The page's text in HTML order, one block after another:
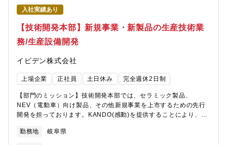
を立案するプランナーを目指していくことが可能です。 ①国内工
場：生産指示や生産課題解決、生産能力の構築・監視、生産監視
（複数ある設備の制約の解除や生産能力通りの実績が出ているか
の確認など）②海外工場：海外とはリモートでの業務となり、現
地のコンダクターに対する生産指示や生産状況の確認、生産能力
【配属部門】事業推進部（109名） 生産管理G（68名）【業務の
魅力】・世界規模で需要の高い半導体の最前線で、コンダクター
としてサプライチェーンを回すダイナミズムを経験できます・完
クトリーを構築し、最適化する希少なキャリアを築けます・自社
で開発したシステムを活用しビッグデータやデジタルツインを駆
使したデータドリブンな環境で、市場価値の高い「IT×生産管理」
のスキルが身に付きます【企業の特徴／魅力】同社は、安定した
入社実績あり
【技術開発本部】新規事業・新製品の生産技術業
務/生産設備開発
イビデン株式会社
上場企業 正社員 土日休み 完全週休2日制
【部門のミッション】技術開発本部では、セラミック製品、
NEV（電動車）向け製品、その他新規事業を上市するための先行
開発を担っております。KANDO(感動)を提供することにより、新
売上を目指しています。モノづくり支援部では工法開発から設備
開発まで先行開発から量産移行期の生産技術業務を広く担ってい
勤務地 岐阜県